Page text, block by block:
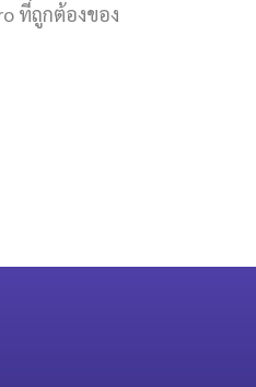
ที่ถูกต้องของ